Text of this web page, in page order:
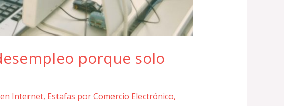
porque solo
Internet, Estafas por Comercio Electrónico,